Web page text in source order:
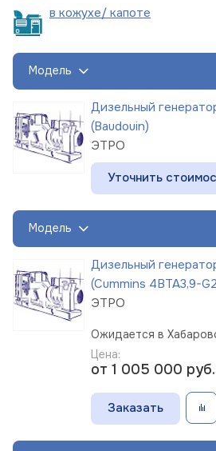
в кожухе/ капоте
Модель
Дизельный
(Baudouin)
ЭТРО
Уточнить
Модель
Дизельный
(Cummins 4BTA3,9-
ЭТРО
Ожидается в
Цена:
от 1 005 000 руб.
Заказать